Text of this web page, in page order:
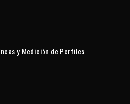
y Medición de Perfiles